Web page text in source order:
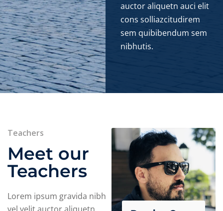
auctor aliquetn auci elit
cons solliazcitudirem
sem quibibendum sem
nibhutis.
Teachers
Meet our
Teachers
Lorem ipsum gravida nibh